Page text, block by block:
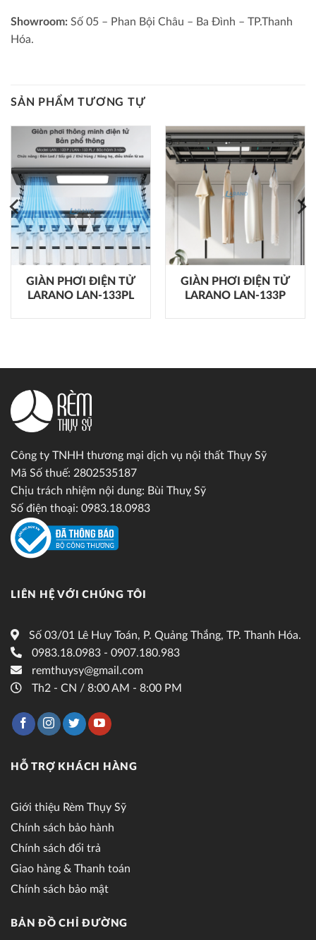
Showroom: Số 05 – Phan Bội Châu – Ba Đình – TP.Thanh
Hóa.
SẢN PHẨM TƯƠNG TỰ
GIÀN PHƠI ĐIỆN TỬ
LARANO LAN-133PL
GIÀN PHƠI ĐIỆN TỬ
LARANO LAN-133P
Công ty TNHH thương mại dịch vụ nội thất Thụy Sỹ
Mã Số thuế: 2802535187
Chịu trách nhiệm nội dung: Bùi Thuỵ Sỹ
Số điện thoại: 0983.18.0983
LIÊN HỆ VỚI CHÚNG TÔI
Số 03/01 Lê Huy Toán, P. Quảng Thắng, TP. Thanh Hóa.
0983.18.0983 - 0907.180.983
remthuysy@gmail.com
Th2 - CN / 8:00 AM - 8:00 PM
HỖ TRỢ KHÁCH HÀNG
Giới thiệu Rèm Thụy Sỹ
Chính sách bảo hành
Chính sách đổi trả
Giao hàng & Thanh toán
Chính sách bảo mật
BẢN ĐỒ CHỈ ĐƯỜNG